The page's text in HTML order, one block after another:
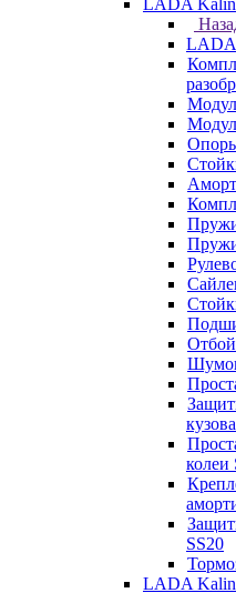
LADA
LADA
колеи
SS20
LADA